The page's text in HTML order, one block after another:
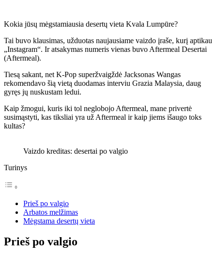
Kokia jūsų mėgstamiausia desertų vieta Kvala Lumpūre?
Tai buvo klausimas, užduotas naujausiame vaizdo įraše, kurį aptikau
„Instagram“. Ir atsakymas numeris vienas buvo Aftermeal Desertai
(Aftermeal).
Tiesą sakant, net K-Pop superžvaigždė Jacksonas Wangas
rekomendavo šią vietą duodamas interviu Grazia Malaysia, daug
gyręs jų nuskustam ledui.
Kaip žmogui, kuris iki tol neglobojo Aftermeal, mane privertė
susimąstyti, kas tiksliai yra už Aftermeal ir kaip jiems išaugo toks
kultas?
Vaizdo kreditas: desertai po valgio
Turinys
Prieš po valgio
Arbatos melžimas
Mėgstama desertų vieta
Prieš po valgio